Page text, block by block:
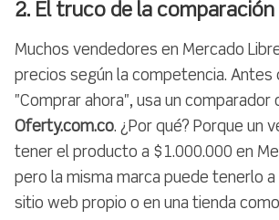
2. El truco de la
Muchos vendedores en Mercado
precios según la competencia. Antes
"Comprar ahora", usa un comparador
Oferty.com.co. ¿Por qué? Porque un
tener el producto a $1.000.000 en
pero la misma marca puede tenerlo
sitio web propio o en una tienda como